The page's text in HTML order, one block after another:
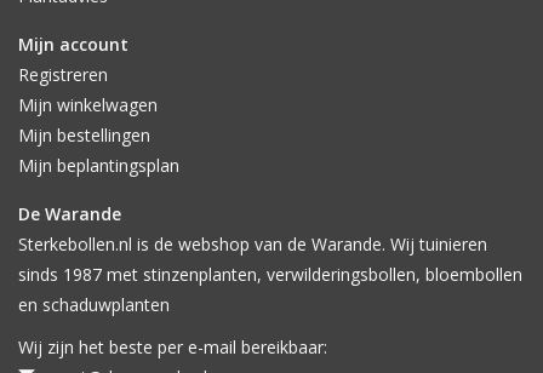
Mijn account
Registreren
Mijn winkelwagen
Mijn bestellingen
Mijn beplantingsplan
De Warande
Sterkebollen.nl is de webshop van de Warande. Wij tuinieren
sinds 1987 met stinzenplanten, verwilderingsbollen, bloembollen
en schaduwplanten
Wij zijn het beste per e-mail bereikbaar: